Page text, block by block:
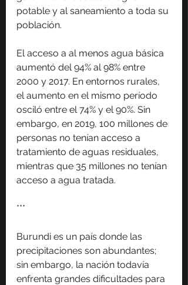
potable y al saneamiento a toda su
población.
El acceso a al menos agua básica
aumentó del 94% al 98% entre
2000 y 2017. En entornos rurales,
el aumento en el mismo período
osciló entre el 74% y el 90%. Sin
embargo, en 2019, 100 millones de
personas no tenían acceso a
tratamiento de aguas residuales,
mientras que 35 millones no tenían
acceso a agua tratada.
***
Burundi es un país donde las
precipitaciones son abundantes;
sin embargo, la nación todavía
enfrenta grandes dificultades para